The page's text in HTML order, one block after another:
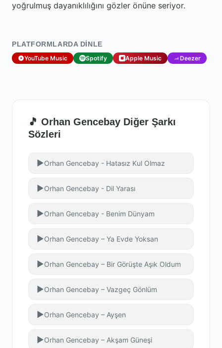
yoğrulmuş dayanıklılığını gözler önüne seriyor.
PLATFORMLARDA DINLE
YouTube Music Spotify Apple Music Deezer
🎵 Orhan Gencebay Diğer Şarkı
Sözleri
▶Orhan Gencebay - Hatasız Kul Olmaz
▶Orhan Gencebay - Dil Yarası
▶Orhan Gencebay - Benim Dünyam
▶Orhan Gencebay – Ya Evde Yoksan
▶Orhan Gencebay – Bir Görüşte Aşık Oldum
▶Orhan Gencebay – Vazgeç Gönlüm
▶Orhan Gencebay – Ayşen
▶Orhan Gencebay – Akşam Güneşi